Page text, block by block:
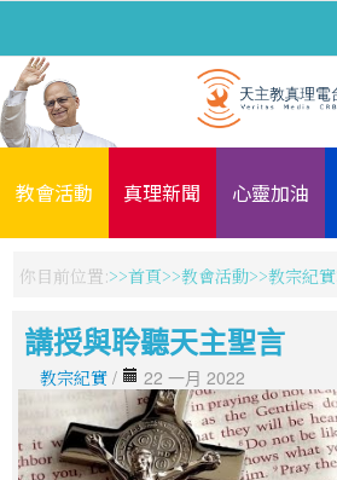
教會活動 真理新聞 心靈加油
你目前位置: 首頁 教會活動 教宗紀實
講授與聆聽天主聖言
教宗紀實 / 22 一月 2022